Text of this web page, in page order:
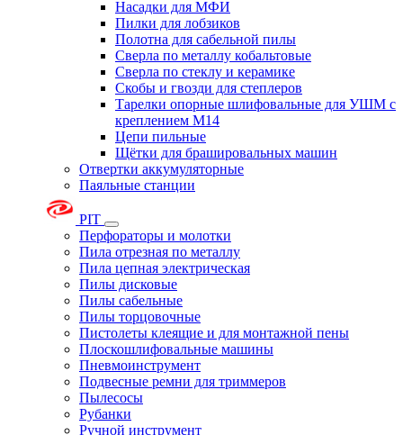
Насадки для МФИ
Пилки для лобзиков
Полотна для сабельной пилы
Сверла по металлу кобальтовые
Сверла по стеклу и керамике
Скобы и гвозди для степлеров
Тарелки опорные шлифовальные для УШМ с
креплением М14
Цепи пильные
Щётки для брашировальных машин
Отвертки аккумуляторные
Паяльные станции
PIT
Перфораторы и молотки
Пила отрезная по металлу
Пила цепная электрическая
Пилы дисковые
Пилы сабельные
Пилы торцовочные
Пистолеты клеящие и для монтажной пены
Плоскошлифовальные машины
Пневмоинструмент
Подвесные ремни для триммеров
Пылесосы
Рубанки
Ручной инструмент